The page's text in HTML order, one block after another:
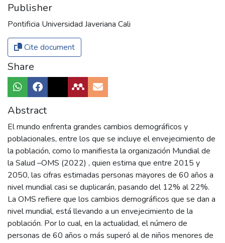
Publisher
Pontificia Universidad Javeriana Cali
Cite document
Share
Abstract
El mundo enfrenta grandes cambios demográficos y
poblacionales, entre los que se incluye el envejecimiento de
la población, como lo manifiesta la organización Mundial de
la Salud –OMS (2022) , quien estima que entre 2015 y
2050, las cifras estimadas personas mayores de 60 años a
nivel mundial casi se duplicarán, pasando del 12% al 22%.
La OMS refiere que los cambios demográficos que se dan a
nivel mundial, está llevando a un envejecimiento de la
población. Por lo cual, en la actualidad, el número de
personas de 60 años o más superó al de niños menores de